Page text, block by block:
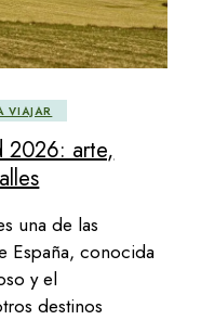
VIAJAR
2026: arte,
una de las
España, conocida
y el
destinos